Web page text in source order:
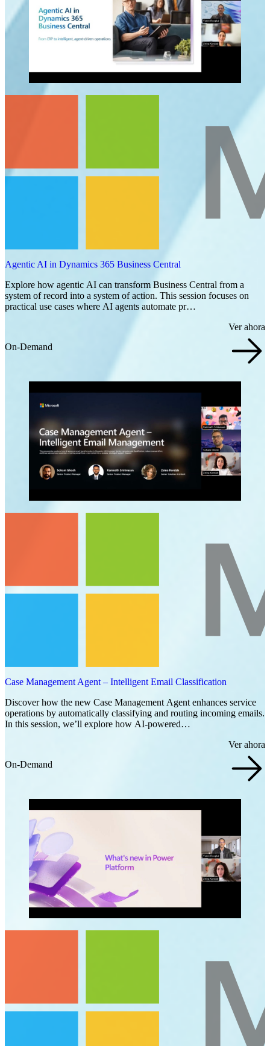
Agentic AI in Dynamics 365 Business Central
Explore how agentic AI can transform Business Central from a
system of record into a system of action. This session focuses on
practical use cases where AI agents automate pr…
On-Demand
Ver ahora
Case Management Agent – Intelligent Email Classification
Discover how the new Case Management Agent enhances service
operations by automatically classifying and routing incoming emails.
In this session, we’ll explore how AI-powered…
On-Demand
Ver ahora